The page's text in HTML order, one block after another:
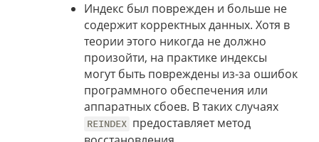
Индекс был поврежден и больше не
содержит корректных данных. Хотя в
теории этого никогда не должно
произойти, на практике индексы
могут быть повреждены из-за ошибок
программного обеспечения или
аппаратных сбоев. В таких случаях
REINDEX предоставляет метод